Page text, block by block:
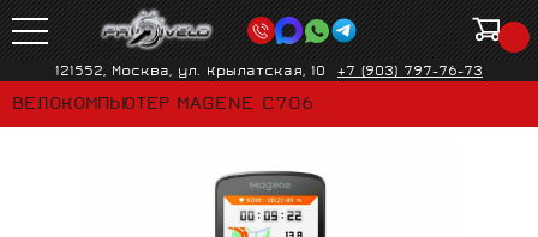
121552, Москва, ул. Крылатская, 10 +7 (903) 797-76-73
ВЕЛОКОМПЬЮТЕР MAGENE C706